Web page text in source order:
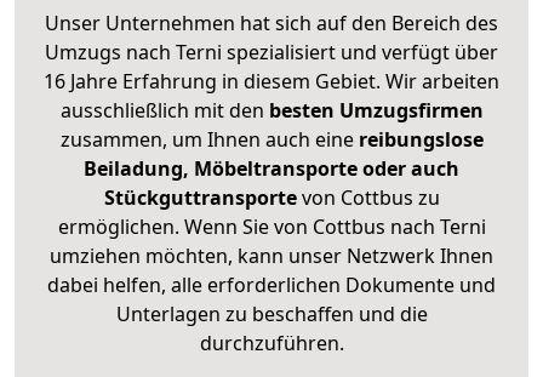
Unser Unternehmen hat sich auf den Bereich des
Umzugs nach Terni spezialisiert und verfügt über
16 Jahre Erfahrung in diesem Gebiet. Wir arbeiten
ausschließlich mit den besten Umzugsfirmen
zusammen, um Ihnen auch eine reibungslose
Beiladung, Möbeltransporte oder auch
Stückguttransportevon Cottbus zu
ermöglichen. Wenn Sie von Cottbus nach Terni
umziehen möchten, kann unser Netzwerk Ihnen
dabei helfen, alle erforderlichen Dokumente und
Unterlagen zu beschaffen und die
durchzuführen.